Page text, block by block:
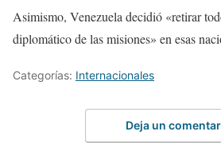
Asimismo, Venezuela decidió «retirar
diplomático de las misiones» en esas
Categorías: Internacionales
Deja un